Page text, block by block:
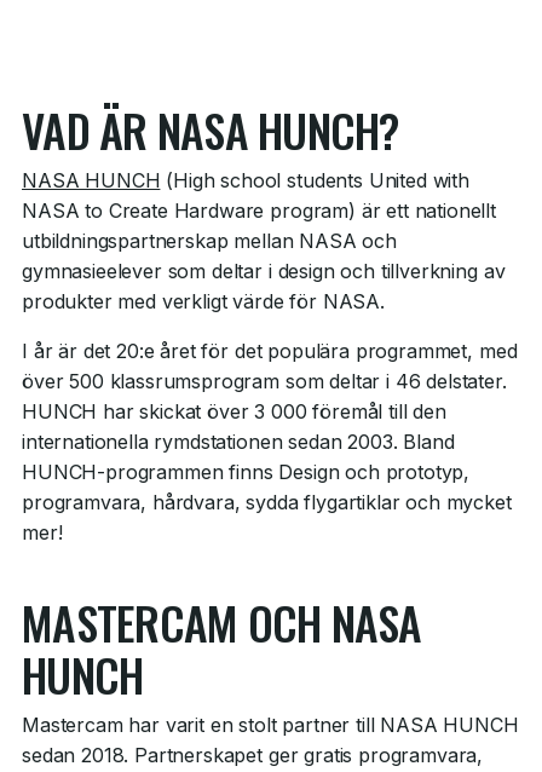
VAD ÄR NASA HUNCH?
NASA HUNCH (High school students United with
NASA to Create Hardware program) är ett nationellt
utbildningspartnerskap mellan NASA och
gymnasieelever som deltar i design och tillverkning av
produkter med verkligt värde för NASA.
I år är det 20:e året för det populära programmet, med
över 500 klassrumsprogram som deltar i 46 delstater.
HUNCH har skickat över 3 000 föremål till den
internationella rymdstationen sedan 2003. Bland
HUNCH-programmen finns Design och prototyp,
programvara, hårdvara, sydda flygartiklar och mycket
mer!
MASTERCAM OCH NASA
HUNCH
Mastercam har varit en stolt partner till NASA HUNCH
sedan 2018. Partnerskapet ger gratis programvara,